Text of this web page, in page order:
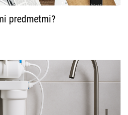
predmetmi?